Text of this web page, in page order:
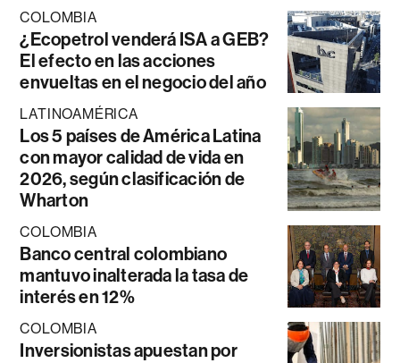
COLOMBIA
¿Ecopetrol venderá ISA a GEB?
El efecto en las acciones
envueltas en el negocio del año
LATINOAMÉRICA
Los 5 países de América Latina
con mayor calidad de vida en
2026, según clasificación de
Wharton
COLOMBIA
Banco central colombiano
mantuvo inalterada la tasa de
interés en 12%
COLOMBIA
Inversionistas apuestan por